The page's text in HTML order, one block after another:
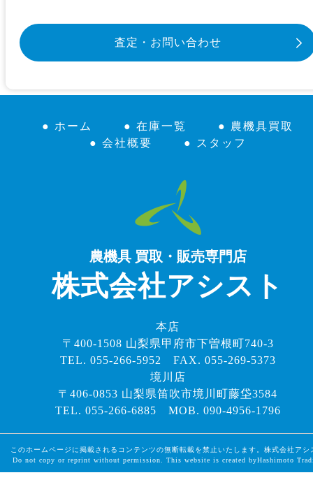
査定・お問い合わせ
● ホーム ● 在庫一覧
● 農機具買取
● 会社概要
● スタッフ
農機具 買取・販売専門店
株式会社アシスト
本店
〒400-1508 山梨県甲府市下曽根町740-3
TEL. 055-266-5952 FAX. 055-269-5373
境川店
〒406-0853 山梨県笛吹市境川町藤垈3584
TEL. 055-266-6885 MOB. 090-4956-1796
このホームページに掲載されるコンテンツの無断転載を禁止いたします。株式会社アシ
Do not copy or reprint without permission. This website is created byHashimoto